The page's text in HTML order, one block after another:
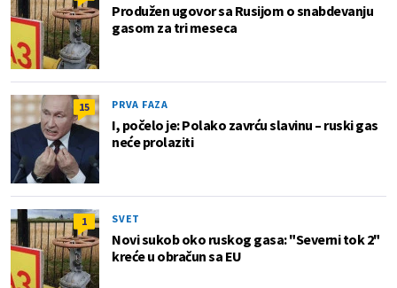
Produžen ugovor sa Rusijom o snabdevanju
gasom za tri meseca
15 PRVA FAZA
I, počelo je: Polako zavrću slavinu – ruski gas
neće prolaziti
1 SVET
Novi sukob oko ruskog gasa: "Severni tok 2"
kreće u obračun sa EU